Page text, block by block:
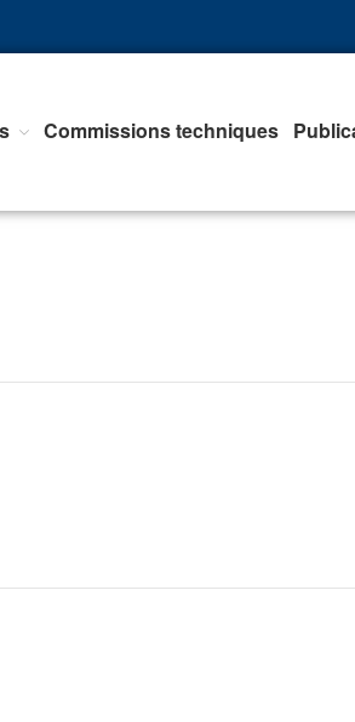
<br>de Régulation et d'Automatismes
Commissions techniques